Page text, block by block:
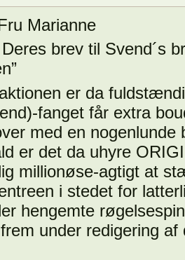
Marianne
brev til Svend´s
er da
fanget får extra
med en
er det da uhyre
millionøse-agtigt at
i stedet for
hengemte
under redigering